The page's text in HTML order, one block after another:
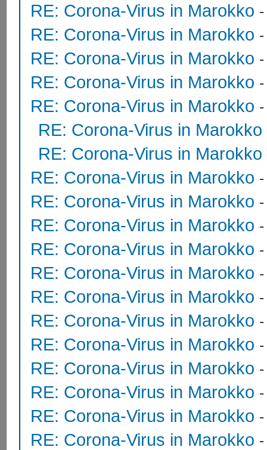
RE: Corona-Virus in Marokko
RE: Corona-Virus in Marokko
RE: Corona-Virus in Marokko
RE: Corona-Virus in Marokko
RE: Corona-Virus in Marokko
RE: Corona-Virus in Marokko
RE: Corona-Virus in Marokko
RE: Corona-Virus in Marokko
RE: Corona-Virus in Marokko
RE: Corona-Virus in Marokko
RE: Corona-Virus in Marokko
RE: Corona-Virus in Marokko
RE: Corona-Virus in Marokko
RE: Corona-Virus in Marokko
RE: Corona-Virus in Marokko
RE: Corona-Virus in Marokko
RE: Corona-Virus in Marokko
RE: Corona-Virus in Marokko
RE: Corona-Virus in Marokko